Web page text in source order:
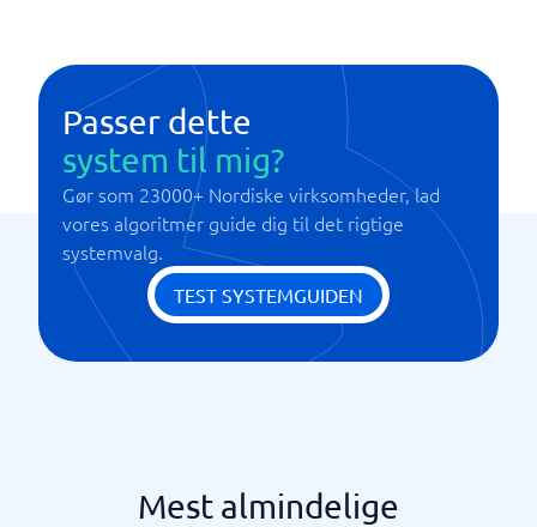
Planlæg events
Segmenter kundestrømmen
Passer dette
system til mig?
Gør som 23000+ Nordiske virksomheder, lad
vores algoritmer guide dig til det rigtige
systemvalg.
TEST SYSTEMGUIDEN
Mest almindelige